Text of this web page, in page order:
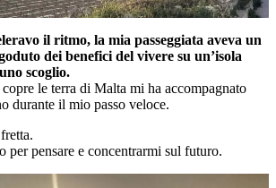
il ritmo, la mia passeggiata aveva un
dei benefici del vivere su un’isola
scoglio.
le terra di Malta mi ha accompagnato
durante il mio passo veloce.
per pensare e concentrarmi sul futuro.